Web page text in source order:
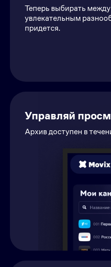
Теперь выбирать
увлекательным
придется.
Управляй
Архив доступен в